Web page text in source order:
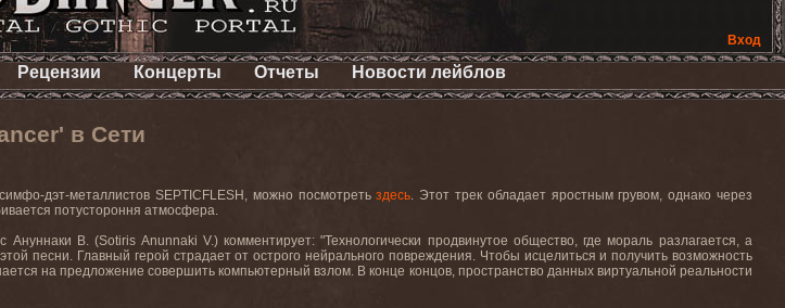
Вход
Рецензии Концерты Отчеты Новости лейблов
в Сети
симфо-дэт-металлистов SEPTICFLESH , можно посмотретьздесь. Этот трек обладает яростным грувом, однако через
потустороння атмосфера.
Ануннаки В. (Sotiris Anunnaki V.) комментирует: "Технологически продвинутое общество, где мораль разлагается, а
песни. Главный герой страдает от острого нейрального повреждения. Чтобы исцелиться и получить возможность
на предложение совершить компьютерный взлом. В конце концов, пространство данных виртуальной реальности